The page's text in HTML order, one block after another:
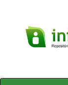
Skip